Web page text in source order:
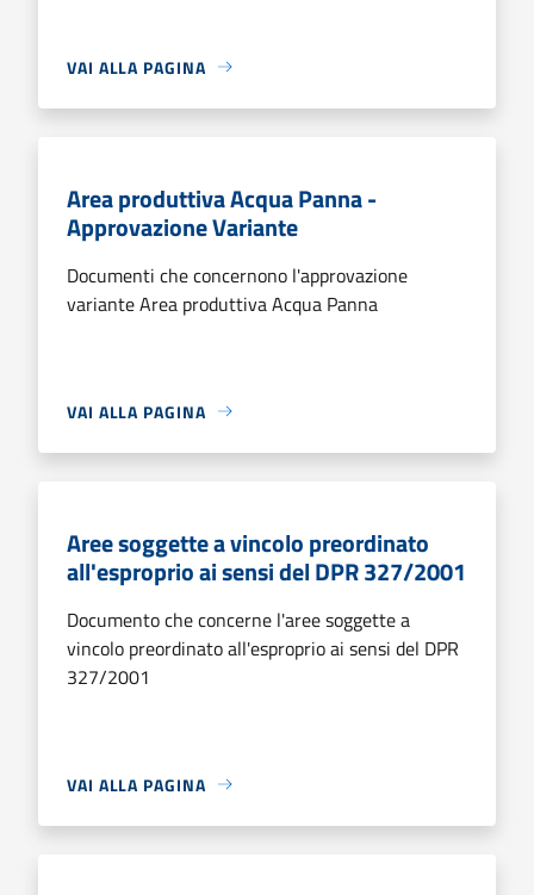
VAI ALLA PAGINA
Area produttiva Acqua Panna -
Approvazione Variante
Documenti che concernono l'approvazione
variante Area produttiva Acqua Panna
VAI ALLA PAGINA
Aree soggette a vincolo preordinato
all'esproprio ai sensi del DPR 327/2001
Documento che concerne l'aree soggette a
vincolo preordinato all'esproprio ai sensi del DPR
327/2001
VAI ALLA PAGINA